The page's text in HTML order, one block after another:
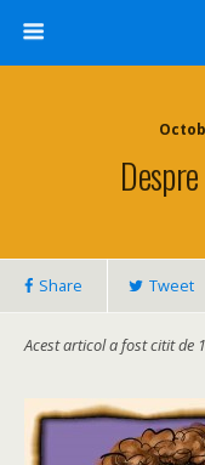
Share Tweet
Acest articol a fost citit de